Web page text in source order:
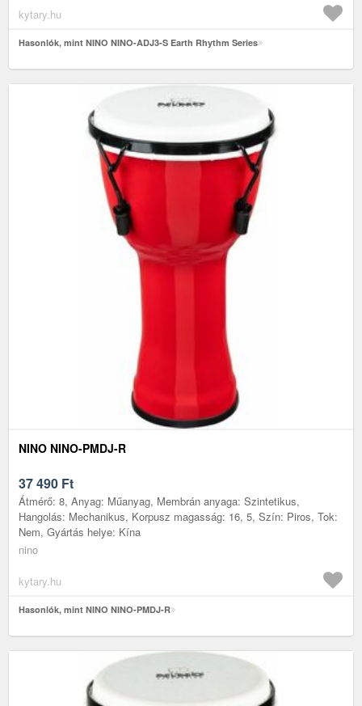
kytary.hu
Hasonlók, mint NINO NINO-ADJ3-S Earth Rhythm Series
NINO NINO-PMDJ-R
37 490 Ft
Átmérő: 8, Anyag: Műanyag, Membrán anyaga: Szintetikus,
Hangolás: Mechanikus, Korpusz magasság: 16, 5, Szín: Piros, Tok:
Nem, Gyártás helye: Kína
nino
kytary.hu
Hasonlók, mint NINO NINO-PMDJ-R